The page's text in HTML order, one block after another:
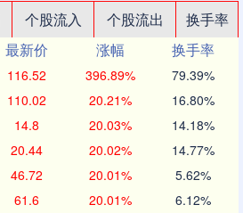
个股流入 个股流出
换手率
最新价 涨幅
换手率
116.52 396.89% 79.39%
110.02 20.21% 16.80%
14.8 20.03% 14.18%
20.44 20.02% 14.77%
46.72 20.01% 5.62%
61.6 20.01% 6.12%